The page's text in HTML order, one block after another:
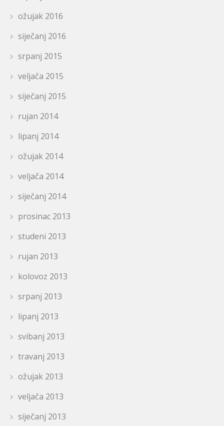
ožujak 2016
siječanj 2016
srpanj 2015
veljača 2015
siječanj 2015
rujan 2014
lipanj 2014
ožujak 2014
veljača 2014
siječanj 2014
prosinac 2013
studeni 2013
rujan 2013
kolovoz 2013
srpanj 2013
lipanj 2013
svibanj 2013
travanj 2013
ožujak 2013
veljača 2013
siječanj 2013